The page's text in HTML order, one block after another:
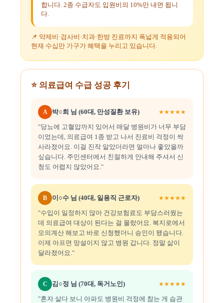
합니다. 2종 수급자도 입원비의 10%만 내면 됩니
다.
📌 약제비·검사비·치과·한방 진료까지 폭넓게 적용되어
현재 수십만 가구가 혜택을 누리고 있습니다.
⭐ 의료급여 수급 성공 후기
A 박○희 님 (60대, 만성질환 보유) ★★★★★
"당뇨에 고혈압까지 있어서 매달 병원비가 너무 부담
이었는데, 의료급여 1종 받고 나서 진료비 걱정이 싹
사라졌어요. 이걸 진작 알았더라면 얼마나 좋았을까
싶습니다. 주민센터에서 친절하게 안내해 주셔서 신
청도 어렵지 않았어요."
B 이○수 님 (40대, 일용직 근로자) ★★★★★
"수입이 일정하지 않아 건강보험료도 부담스러웠는
데 의료급여 대상이 된다는 걸 몰랐어요. 복지로에서
모의계산 해보고 바로 신청했더니 승인이 됐습니다.
이제 아프면 망설이지 않고 병원 갑니다. 정말 삶이
달라졌어요."
C 김○정 님 (70대, 독거노인) ★★★★★
"혼자 살다 보니 아파도 병원비 걱정에 참는 게 습관